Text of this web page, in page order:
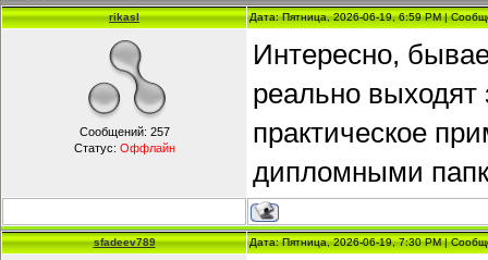
rikasl Дата: Пятница, 2026-06-19, 6:59 PM |
Сообщений: 257
Статус: Оффлайн
Интересно,
реально выходят
практическое
дипломными
sfadeev789 Дата: Пятница, 2026-06-19, 7:30 PM |